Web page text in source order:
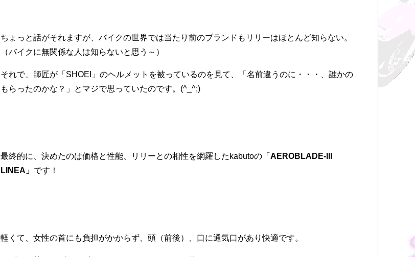
ちょっと話がそれますが、バイクの世界では当たり前のブランドもリリーはほとんど知らない。
（バイクに無関係な人は知らないと思う～）
それで、師匠が「SHOEI」のヘルメットを被っているのを見て、「名前違うのに・・・、誰かの
もらったのかな？」とマジで思っていたのです。(^_^;)
最終的に、決めたのは価格と性能、リリーとの相性を網羅したkabutoの「 AEROBLADE-III
LINEA」 です！
軽くて、女性の首にも負担がかからず、頭（前後）、口に通気口があり快適です。